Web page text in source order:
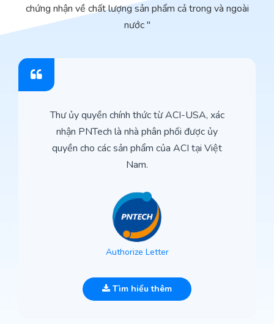
chứng nhận về chất lượng sản phẩm cả trong và ngoài
nước "
Thư ủy quyền chính thức từ ACI-USA, xác
nhận PNTech là nhà phân phối được ủy
quyền cho các sản phẩm của ACI tại Việt
Nam.
Authorize Letter
Tìm hiểu thêm